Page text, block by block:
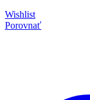
Wishlist
Porovnať